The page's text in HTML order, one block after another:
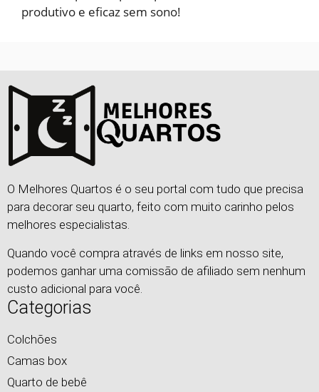
produtivo e eficaz sem sono!
O Melhores Quartos é o seu portal com tudo que precisa
para decorar seu quarto, feito com muito carinho pelos
melhores especialistas.
Quando você compra através de links em nosso site,
podemos ganhar uma comissão de afiliado sem nenhum
custo adicional para você.
Categorias
Colchões
Camas box
Quarto de bebê